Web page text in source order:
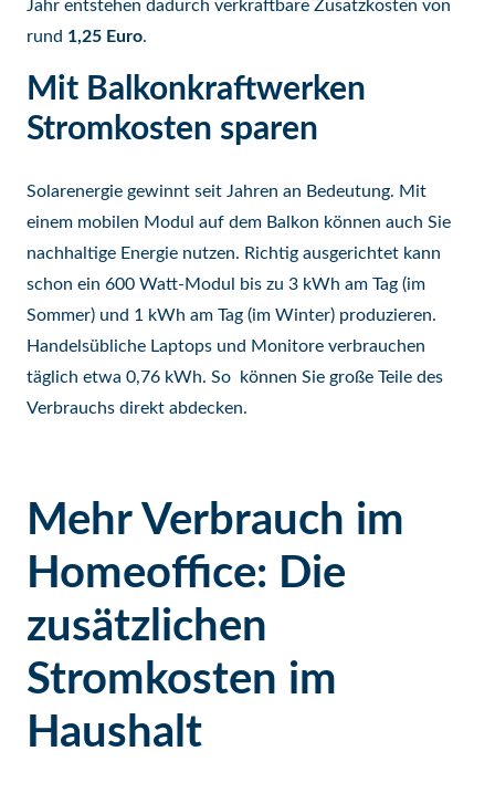
Jahr entstehen dadurch verkraftbare Zusatzkosten von
rund 1,25 Euro.
Mit Balkonkraftwerken
Stromkosten sparen
Solarenergie gewinnt seit Jahren an Bedeutung. Mit
einem mobilen Modul auf dem Balkon können auch Sie
nachhaltige Energie nutzen. Richtig ausgerichtet kann
schon ein 600 Watt-Modul bis zu 3 kWh am Tag (im
Sommer) und 1 kWh am Tag (im Winter) produzieren.
Handelsübliche Laptops und Monitore verbrauchen
täglich etwa 0,76 kWh. So können Sie große Teile des
Verbrauchs direkt abdecken.
Mehr Verbrauch im
Homeoffice: Die
zusätzlichen
Stromkosten im
Haushalt